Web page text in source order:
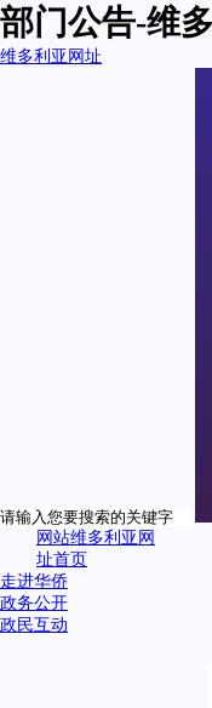
部门公告-维
维多利亚网址
网站维多利亚网
址首页
走进华侨
政务公开
政民互动